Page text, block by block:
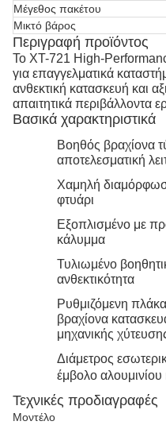
Μέγεθος πακέτου
Μικτό βάρος
Περιγραφή προϊόντος
Το XT-721 High-
για επαγγελματικά
ανθεκτική κατασκευή και
απαιτητικά περιβάλλοντα
Βασικά χαρακτηριστικά
Βοηθός βραχίονα
αποτελεσματική
Χαμηλή
φτυάρι
Εξοπλισμένο με
κάλυμμα
Τυλιωμένο
ανθεκτικότητα
Ρυθμιζόμενη
βραχίονα
μηχανικής
Διάμετρος
έμβολο
Τεχνικές προδιαγραφές
Μοντέλο